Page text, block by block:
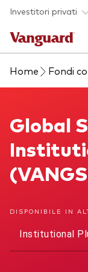
Skip to main
Investitori privati
Prodotti di
Prodotti
ETF
La società
Back to
Home Fondi
Global Stock Index
Global
DISPONIBILE IN
Institutional